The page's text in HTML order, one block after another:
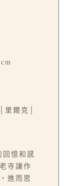
里爾克│
回憶和感
寺讓作
進而思